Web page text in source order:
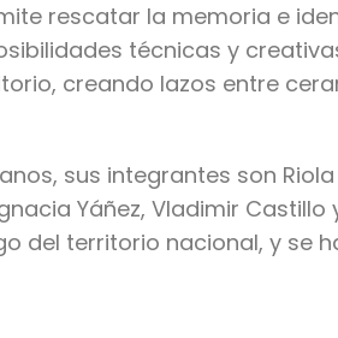
rescatar la memoria e
técnicas y
creando lazos entre
sus integrantes son
Yáñez, Vladimir Castillo
del territorio nacional, y se